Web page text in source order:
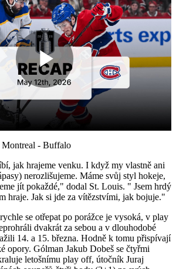
Play
Video
Montreal - Buffalo
jak hrajeme venku. I když my vlastně ani
nerozlišujeme. Máme svůj styl hokeje,
jít pokaždé," dodal St. Louis. " Jsem hrdý
hraje. Jak si jde za vítězstvími, jak bojuje."
se otřepat po porážce je vysoká, v play
dvakrát za sebou a v dlouhodobé
14. a 15. března. Hodně k tomu přispívají
opory. Gólman Jakub Dobeš se čtyřmi
letošnímu play off, útočník Juraj